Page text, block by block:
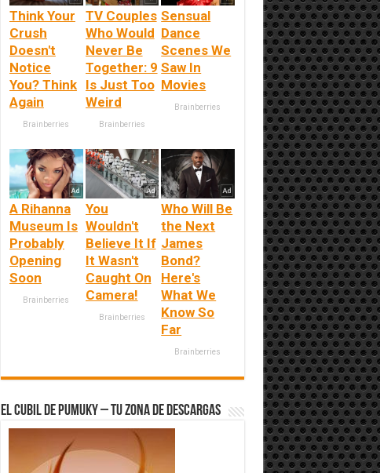
Think Your
Crush
Doesn't
Notice
You? Think
Again
Brainberries
TV Couples
Who Would
Never Be
Together: 9
Is Just Too
Weird
Brainberries
Sensual
Dance
Scenes We
Saw In
Movies
Brainberries
A Rihanna
Museum Is
Probably
Opening
Soon
Brainberries
You
Wouldn't
Believe It If
It Wasn't
Caught On
Camera!
Brainberries
Who Will Be
the Next
James
Bond?
Here's
What We
Know So
Far
Brainberries
El Cubil de Pumuky – Tu zona de Descargas